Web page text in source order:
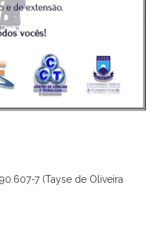
7 (Tayse de Oliveira